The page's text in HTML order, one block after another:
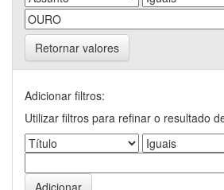
Retornar valores
Adicionar filtros:
Utilizar filtros para refinar o resultado